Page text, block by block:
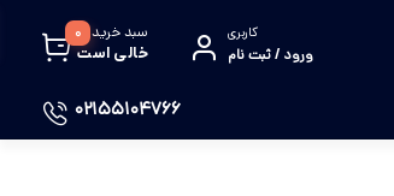
کاربری
ورود / ثبت نام
سبد خرید
خالی است
0
02155104766